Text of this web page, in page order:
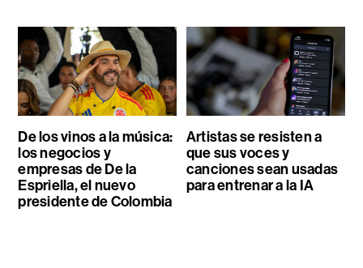
De los vinos a la música:
los negocios y
empresas de De la
Espriella, el nuevo
presidente de Colombia
Artistas se resisten a
que sus voces y
canciones sean usadas
para entrenar a la IA